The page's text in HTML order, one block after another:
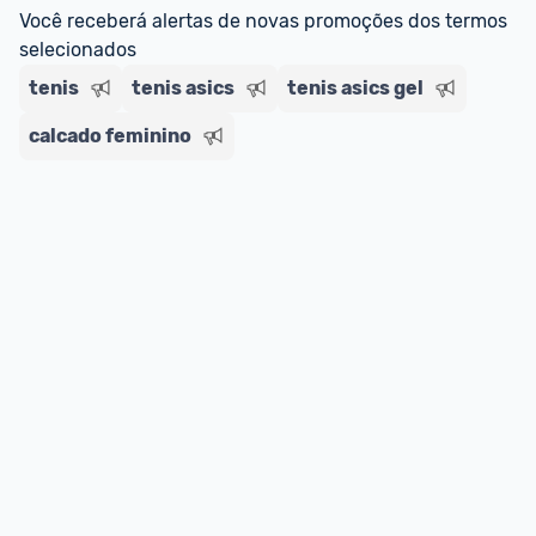
Entrega Expressa: A partir de 2 dias úteis.*
*Confira aqui
Você receberá alertas de novas promoções dos termos
selecionados
tenis
tenis asics tenis asics gel
calcado feminino